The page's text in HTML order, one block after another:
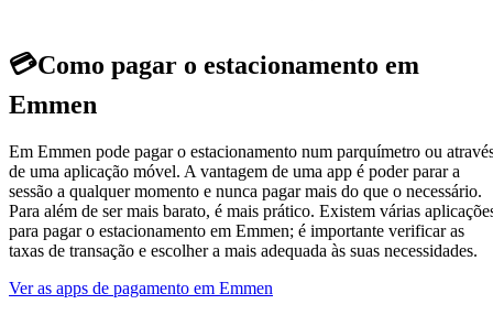
💳Como pagar o estacionamento em
Emmen
Em Emmen pode pagar o estacionamento num parquímetro ou
de uma aplicação móvel. A vantagem de uma app é poder parar a
sessão a qualquer momento e nunca pagar mais do que o necessário.
Para além de ser mais barato, é mais prático. Existem várias
para pagar o estacionamento em Emmen; é importante verificar as
taxas de transação e escolher a mais adequada às suas necessidades.
Ver as apps de pagamento em Emmen